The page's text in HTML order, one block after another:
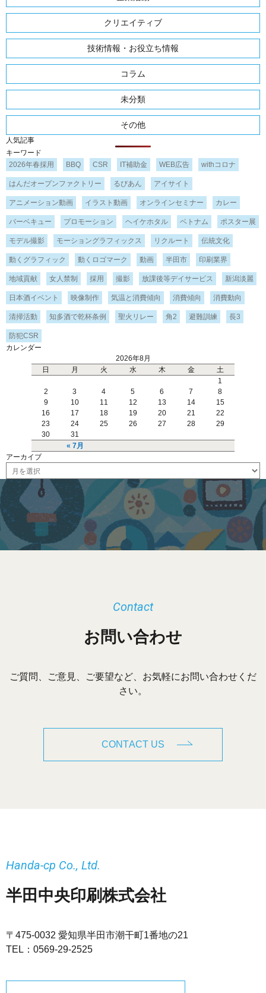
クリエイティブ
技術情報・お役立ち情報
コラム
未分類
その他
人気記事
キーワード
2026年春採用
BBQ CSR IT補助金 WEB広告 withコロナ
はんだオープンファクトリー るびあん アイサイト
アニメーション動画 イラスト動画 オンラインセミナー カレー
バーベキュー プロモーション ヘイケホタル ベトナム ポスター展
モデル撮影 モーショングラフィックス リクルート 伝統文化
動くグラフィック 動くロゴマーク 動画 半田市 印刷業界
地域貢献 女人禁制 採用 撮影 放課後等デイサービス 新潟淡麗
日本酒イベント 映像制作 気温と消費傾向 消費傾向 消費動向
清掃活動 知多酒で乾杯条例 聖火リレー 角2 避難訓練 長3
防犯CSR
カレンダー
2026年8月
日
月 火 水 木 金 土
« 7月
1
2
3 4 5 6 7
8
9
10 11 12 13 14
15
16
17 18 19 20 21
22
23
24 25 26 27 28
29
30
31
アーカイブ
ー
ブ
お問い合わせ
Contact
ご質問、ご意見、ご要望など、お気軽にお問い合わせくだ
さい。
CONTACT US
半田中央印刷株式会社
Handa-cp Co., Ltd.
〒475-0032 愛知県半田市潮干町1番地の21
TEL： 0569-29-2525